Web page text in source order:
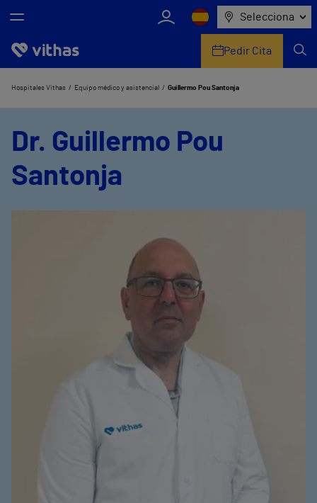
Selecciona
Nosotros
Equipo médico y asistencial
Pedir Cita
Hospitales Vithas Equipo médico y asistencial Guillermo Pou Santonja
Dr. Guillermo Pou
Santonja